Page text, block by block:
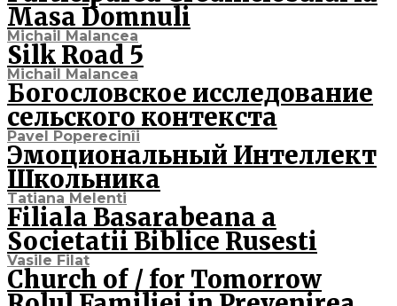
Masa Domnuli
Michail Malancea
Silk Road 5
Michail Malancea
Богословское исследование
сельского контекста
Pavel Poperecinîi
Эмоциональный Интеллект
Школьника
Tatiana Melenti
Filiala Basarabeana a
Societatii Biblice Rusesti
Vasile Filat
Church of / for Tomorrow